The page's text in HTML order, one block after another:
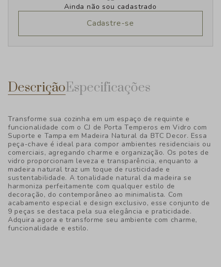
Ainda não sou cadastrado
Cadastre-se
DescriçãoEspecificações
Transforme sua cozinha em um espaço de requinte e
funcionalidade com o CJ de Porta Temperos em Vidro com
Suporte e Tampa em Madeira Natural da BTC Decor. Essa
peça-chave é ideal para compor ambientes residenciais ou
comerciais, agregando charme e organização. Os potes de
vidro proporcionam leveza e transparência, enquanto a
madeira natural traz um toque de rusticidade e
sustentabilidade. A tonalidade natural da madeira se
harmoniza perfeitamente com qualquer estilo de
decoração, do contemporâneo ao minimalista. Com
acabamento especial e design exclusivo, esse conjunto de
9 peças se destaca pela sua elegância e praticidade.
Adquira agora e transforme seu ambiente com charme,
funcionalidade e estilo.